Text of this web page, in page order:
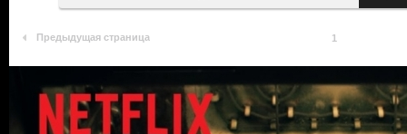
Предыдущая страница 1